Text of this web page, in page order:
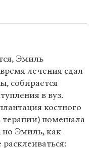
Эмиль
лечения сдал
собирается
в вуз.
костного
помешала
но Эмиль, как